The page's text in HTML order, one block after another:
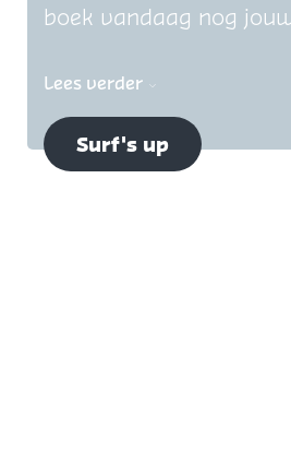
boek vandaag nog
Lees verder
Surf's up